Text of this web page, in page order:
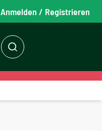
Anmelden / Registrieren